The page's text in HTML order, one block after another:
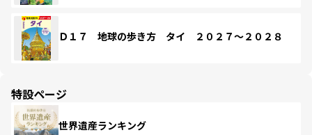
Ｄ１７ 地球の歩き方 タイ ２０２７～２０２８
特設ページ
世界遺産ランキング